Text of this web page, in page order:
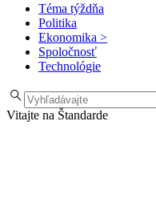
Téma týždňa
Politika
Ekonomika >
Spoločnosť
Technológie
Vitajte na Štandarde